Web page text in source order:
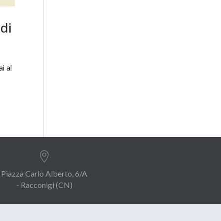
al

Piazza Carlo Alberto, 6/A
- Racconigi (CN)